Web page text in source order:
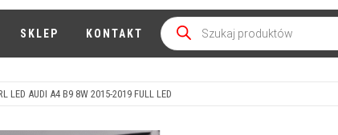
SKLEP KONTAKT
Wyszukiwarka
produktów
LED AUDI A4 B9 8W 2015-2019 FULL LED